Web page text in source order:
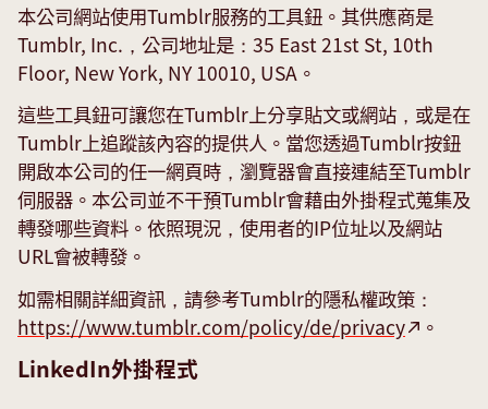
本公司網站使用Tumblr服務的工具鈕。其供應商是
Tumblr, Inc.，公司地址是：35 East 21st St, 10th
Floor, New York, NY 10010, USA。
這些工具鈕可讓您在Tumblr上分享貼文或網站，或是在
Tumblr上追蹤該內容的提供人。當您透過Tumblr按鈕
開啟本公司的任一網頁時，瀏覽器會直接連結至Tumblr
伺服器。本公司並不干預Tumblr會藉由外掛程式蒐集及
轉發哪些資料。依照現況，使用者的IP位址以及網站
URL會被轉發。
如需相關詳細資訊，請參考Tumblr的隱私權政策：
https://www.tumblr.com/policy/de/privacy
。
LinkedIn外掛程式